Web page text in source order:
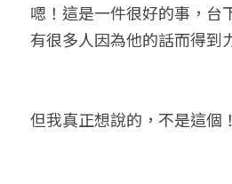
嗯！這是一件很好的事，台
有很多人因為他的話而得到
但我真正想說的，不是這個！